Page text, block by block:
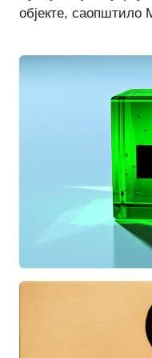
објекте, саопштило